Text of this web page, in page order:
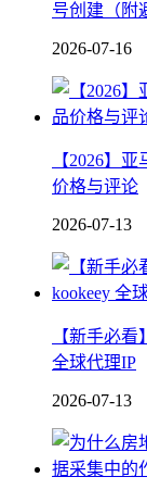
号创建（附
2026-07-16
【2026】
价格与评论
2026-07-13
【新手必
全球代理IP
2026-07-13